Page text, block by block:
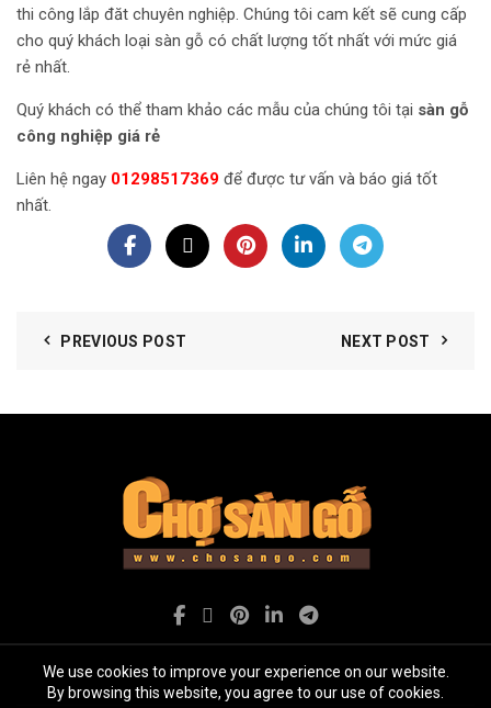
thi công lắp đăt chuyên nghiệp. Chúng tôi cam kết sẽ cung cấp
cho quý khách loại sàn gỗ có chất lượng tốt nhất với mức giá
rẻ nhất.
Quý khách có thể tham khảo các mẫu của chúng tôi tại sàn gỗ
công nghiệp giá rẻ
Liên hệ ngay 01298517369 để được tư vấn và báo giá tốt
nhất.
PREVIOUS POST NEXT POST
We use cookies to improve your experience on our website.
By browsing this website, you agree to our use of cookies.